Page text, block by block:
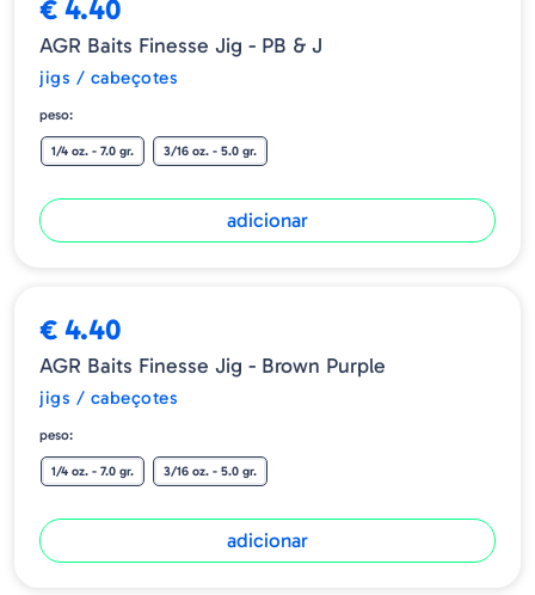
€ 4.40
AGR Baits Finesse Jig - PB & J
jigs / cabeçotes
peso:
1/4 oz. - 7.0 gr. 3/16 oz. - 5.0 gr.
adicionar
€ 4.40
AGR Baits Finesse Jig - Brown Purple
jigs / cabeçotes
peso:
1/4 oz. - 7.0 gr. 3/16 oz. - 5.0 gr.
adicionar